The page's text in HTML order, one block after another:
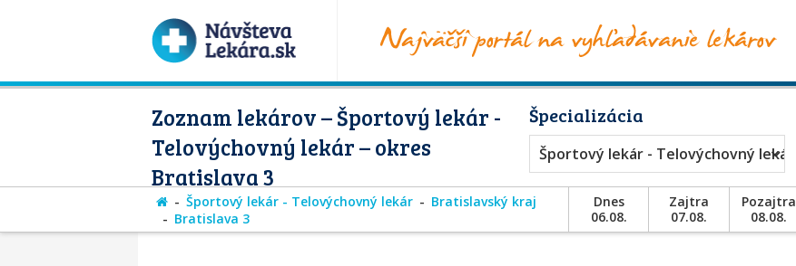
Zoznam lekárov – Športový lekár -
Telovýchovný lekár – okres
Bratislava 3
Špecializácia
Športový lekár - Telovýchovný lekár
Športový lekár - Telovýchovný lekár
Bratislavský kraj
Bratislava 3
Dnes
06.08.
Zajtra
07.08.
Pozajtra
08.08.